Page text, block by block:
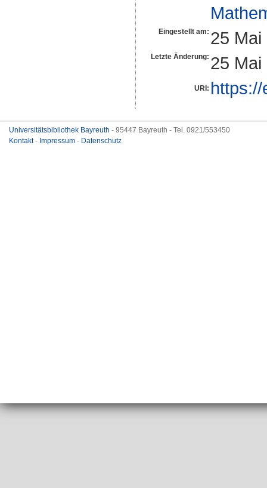
Eingestellt am: 25 Mai
Letzte Änderung: 25 Mai
URI:
Universitätsbibliothek Bayreuth - 95447 Bayreuth - Tel. 0921/553450
Kontakt- Impressum - Datenschutz